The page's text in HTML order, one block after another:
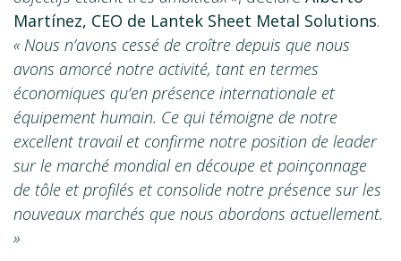
Martínez, CEO de Lantek Sheet Metal Solutions.
« Nous n’avons cessé de croître depuis que nous
avons amorcé notre activité, tant en termes
économiques qu’en présence internationale et
équipement humain. Ce qui témoigne de notre
excellent travail et confirme notre position de leader
sur le marché mondial en découpe et poinçonnage
de tôle et profilés et consolide notre présence sur les
nouveaux marchés que nous abordons actuellement.
»